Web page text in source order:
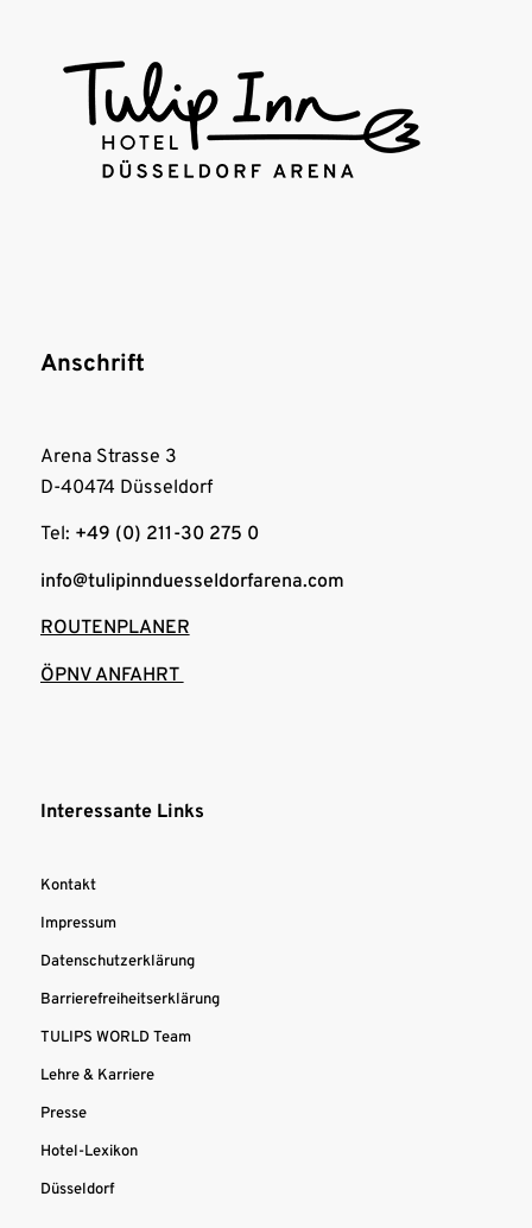
Anschrift
Arena Strasse 3
D-40474 Düsseldorf
Tel: +49 (0) 211-30 275 0
info@tulipinnduesseldorfarena.com
ROUTENPLANER
ÖPNV ANFAHRT
Interessante Links
Kontakt
Impressum
Datenschutzerklärung
Barrierefreiheitserklärung
TULIPS WORLD Team
Lehre & Karriere
Presse
Hotel-Lexikon
Düsseldorf